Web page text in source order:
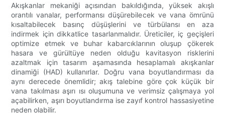
Akışkanlar mekaniği açısından bakıldığında, yüksek akışlı
orantılı vanalar, performansı düşürebilecek ve vana ömrünü
kısaltabilecek basınç düşüşlerini ve türbülansı en aza
indirmek için dikkatlice tasarlanmalıdır. Üreticiler, iç geçişleri
optimize etmek ve buhar kabarcıklarının oluşup çökerek
hasara ve gürültüye neden olduğu kavitasyon risklerini
azaltmak için tasarım aşamasında hesaplamalı akışkanlar
dinamiği (HAD) kullanırlar. Doğru vana boyutlandırması da
aynı derecede önemlidir; akış talebine göre çok küçük bir
vana takılması aşırı ısı oluşumuna ve verimsiz çalışmaya yol
açabilirken, aşırı boyutlandırma ise zayıf kontrol hassasiyetine
neden olabilir.